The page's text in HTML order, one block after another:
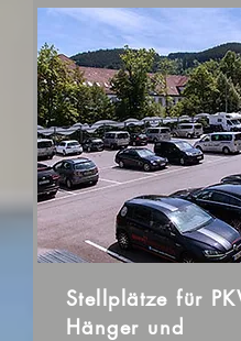
Stellplätze für
Hänger und